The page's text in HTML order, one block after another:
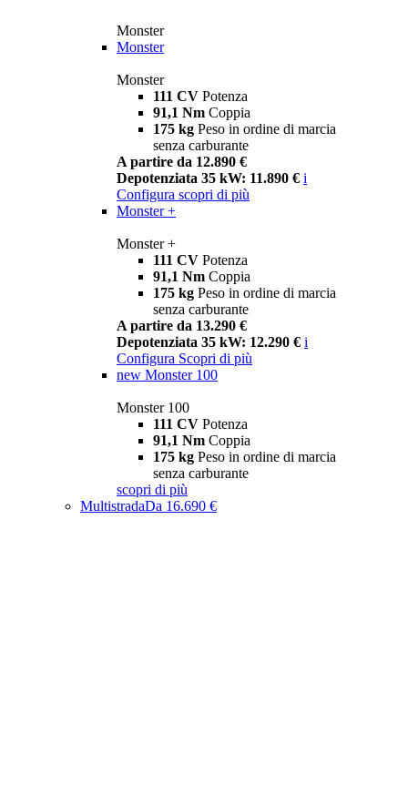
Monster
Monster
Monster
111 CV Potenza
91,1 Nm Coppia
175 kg Peso in ordine di marcia
senza carburante
A partire da 12.890 €
Depotenziata 35 kW: 11.890 € i
Configura scopri di più
Monster +
Monster +
111 CV Potenza
91,1 Nm Coppia
175 kg Peso in ordine di marcia
senza carburante
A partire da 13.290 €
Depotenziata 35 kW: 12.290 € i
Configura Scopri di più
new Monster 100
Monster 100
111 CV Potenza
91,1 Nm Coppia
175 kg Peso in ordine di marcia
senza carburante
scopri di più
MultistradaDa 16.690 €